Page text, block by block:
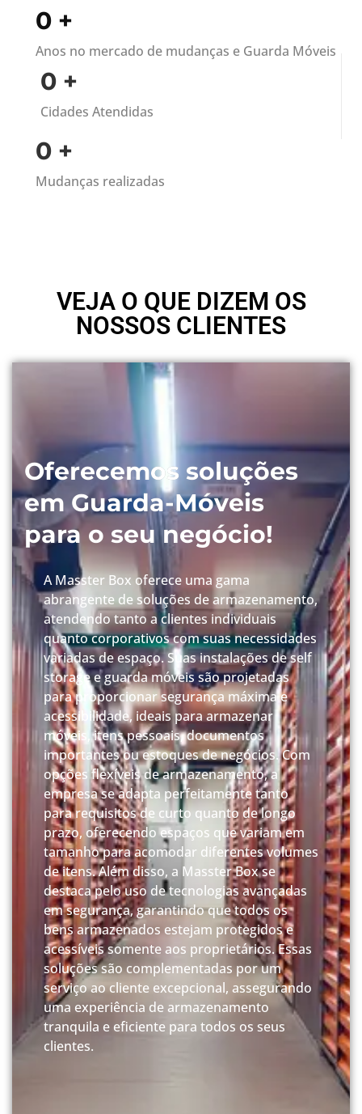
0 +
Anos no mercado de mudanças e Guarda Móveis
0 +
Cidades Atendidas
0 +
Mudanças realizadas
VEJA O QUE DIZEM OS
NOSSOS CLIENTES
Oferecemos soluções
em Guarda-Móveis
para o seu negócio!
A Masster Box oferece uma gama
abrangente de soluções de armazenamento,
atendendo tanto a clientes individuais
quanto corporativos com suas necessidades
variadas de espaço. Suas instalações de self
storage e guarda móveis são projetadas
para proporcionar segurança máxima e
acessibilidade, ideais para armazenar
móveis, itens pessoais, documentos
importantes ou estoques de negócios. Com
opções flexíveis de armazenamento, a
empresa se adapta perfeitamente tanto
para requisitos de curto quanto de longo
prazo, oferecendo espaços que variam em
tamanho para acomodar diferentes volumes
de itens. Além disso, a Masster Box se
destaca pelo uso de tecnologias avançadas
em segurança, garantindo que todos os
bens armazenados estejam protegidos e
acessíveis somente aos proprietários. Essas
soluções são complementadas por um
serviço ao cliente excepcional, assegurando
uma experiência de armazenamento
tranquila e eficiente para todos os seus
clientes.